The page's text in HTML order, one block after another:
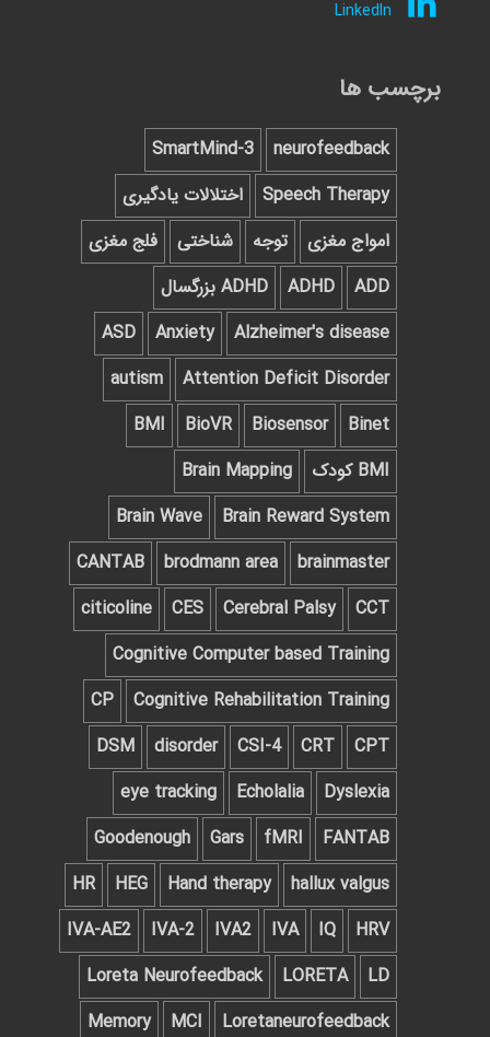
LinkedIn
برچسب ها
neurofeedback
SmartMind-3
Speech Therapy
اختلالات یادگیری
امواج مغزی
توجه شناختی
فلج مغزی
ADD
ADHD
ADHD بزرگسال
Alzheimer's disease
Anxiety
ASD
Attention Deficit Disorder
autism
Binet
Biosensor
BioVR
BMI
BMI کودک
Brain Mapping
Brain Reward System
Brain Wave
brainmaster
brodmann area
CANTAB
CCT
Cerebral Palsy
CES
citicoline
Cognitive Computer based Training
Cognitive Rehabilitation Training
CP
CPT
CRT
CSI-4
disorder
DSM
Dyslexia
Echolalia
eye tracking
FANTAB
fMRI
Gars
Goodenough
hallux valgus
Hand therapy
HEG
HR
HRV
IQ
IVA
IVA2
IVA-2
IVA-AE2
LD
LORETA
Loreta Neurofeedback
Loretaneurofeedback
MCI
Memory